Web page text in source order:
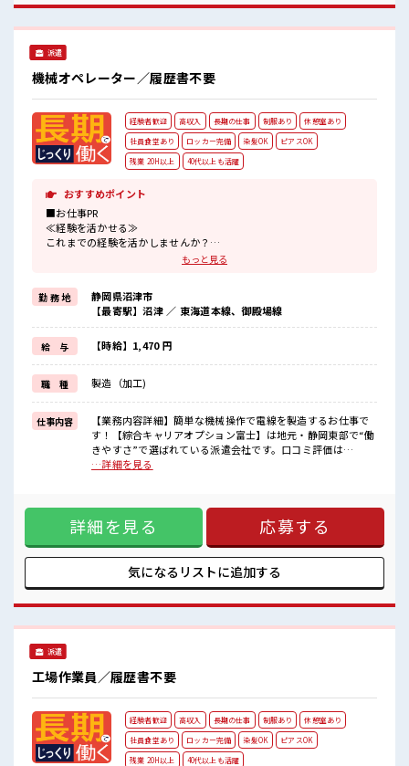
け…という方もOK！ ≪残業で収入アップ≫ 高収入を希望さ
れる方にオススメ。 残業は月20時間以上あります♪ ≪ヘアカ
で、 毎日の服装の悩み解消♪ ≪収入アップを目指せる≫ 高時
給だらけの派遣のお仕事です！ ■職場の雰囲気 明るすぎたり
奇抜過ぎなければヘアカラーOK！ 休憩室で楽しくおしゃべ
り！ ストレス解消☆ ロッカーあり！ 安心してお仕事に集中♪
残業がしっかりあるお仕事！
派遣
機械オペレーター／履歴書不要
経験者歓迎 高収入 長期の仕事 制服あり
休憩室あり
社員食堂あり
ロッカー完備 染髪OK
ピアスOK
残業 20H以上
40代以上も活躍
おすすめポイント
■お仕事PR
≪経験を活かせる≫
これまでの経験を活かしませんか？
≪残業で収入アップ≫
高収入を希望される方にオススメ。
残業は月20時間以上あります♪
≪ヘアカラーOKで自由な雰囲気の職場≫
明るすぎたり奇抜でなければ基本的に自由！
(規定有)≪ラクラク制服アリ≫
制服があるので、
毎日の服装の悩み解消♪
≪収入アップを目指せる≫
高時給だらけの派遣のお仕事です！
■職場の雰囲気
明るすぎたり奇抜過ぎなければヘアカラーOK！
ロッカーあり！
安心してお仕事に集中♪
残業がしっかりあるお仕事！
もっと見る
勤 務 地
静岡県沼津市
【最寄駅】沼津 ／ 東海道本線、御殿場線
給 与 【時給】1,470 円
職 種 製造（加工)
仕事内容
【業務内容詳細】簡単な機械操作で電線を製造するお仕事で
す！【綜合キャリアオプション富士】は地元・静岡東部で“働
きやすさ”で選ばれている派遣会社です。口コミ評価は
【★3.9】と地域トップクラスで、対応の丁寧さやフォロー体
や迷いのある方も、冨士・富士宮・沼津・三島・伊豆の国・
御殿場・小山町エリアでの仕事探しなら私たちがしっかり伴
走します。あなたに合う職場探しを“地元密着”でお手伝いし
ます。まずはお気軽にお問い合わせください。 【取扱製品情
報】 架空送電線および部品メタルケーブル特機・産機用コネ
け…という方もOK！ ≪残業で収入アップ≫ 高収入を希望さ
れる方にオススメ。 残業は月20時間以上あります♪ ≪ヘアカ
で、 毎日の服装の悩み解消♪ ≪収入アップを目指せる≫ 高時
給だらけの派遣のお仕事です！ ■職場の雰囲気 明るすぎたり
奇抜過ぎなければヘアカラーOK！ 休憩室で楽しくおしゃべ
り！ ストレス解消☆ ロッカーあり！ 安心してお仕事に集中♪
残業がしっかりあるお仕事！
…詳細を見る
詳細を見る 応募する
気になるリストに追加する
派遣
工場作業員／履歴書不要
経験者歓迎 高収入 長期の仕事 制服あり
休憩室あり
社員食堂あり
ロッカー完備 染髪OK
ピアスOK
残業 20H以上
40代以上も活躍